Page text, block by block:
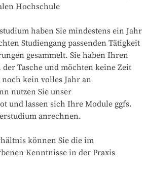
Hochschule
haben Sie mindestens ein Jahr
Studiengang passenden Tätigkeit
gesammelt. Sie haben Ihren
Tasche und möchten keine Zeit
kein volles Jahr an
nutzen Sie unser
und lassen sich Ihre Module ggfs.
anrechnen.
können Sie die im
Kenntnisse in der Praxis